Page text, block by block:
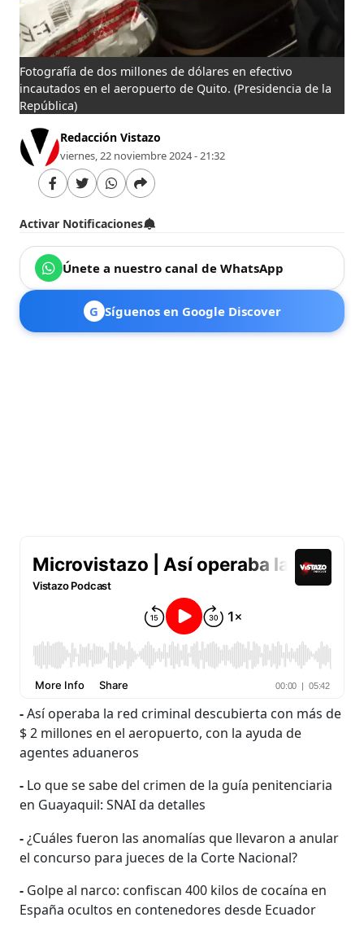
Fotografía de dos millones de dólares en efectivo
incautados en el aeropuerto de Quito. (Presidencia de la
República)
Redacción Vistazo
viernes, 22 noviembre 2024 - 21:32
Activar Notificaciones
Únete a nuestro canal de WhatsApp
G Síguenos en Google Discover
-Así operaba la red criminal descubierta con más de
$ 2 millones en el aeropuerto, con la ayuda de
agentes aduaneros
- Lo que se sabe del crimen de la guía penitenciaria
en Guayaquil: SNAI da detalles
-¿Cuáles fueron las anomalías que llevaron a anular
el concurso para jueces de la Corte Nacional?
- Golpe al narco: confiscan 400 kilos de cocaína en
España ocultos en contenedores desde Ecuador